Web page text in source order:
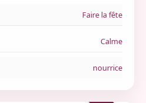
Faire la fête
Calme
nourrice